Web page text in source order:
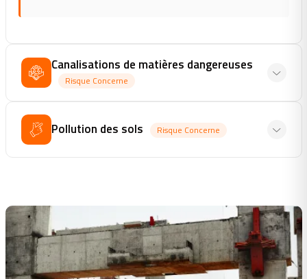
Canalisations de matières dangereuses
Risque Concerne
Pollution des sols Risque Concerne